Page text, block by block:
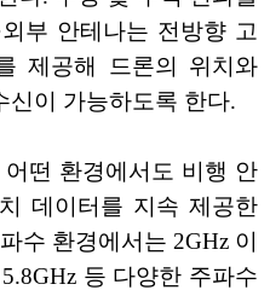
부 안테나는 전방향 고
제공해 드론의 위치와
신이 가능하도록 한다.
어떤 환경에서도 비행 안
데이터를 지속 제공한
수 환경에서는 2GHz 이
등 다양한 주파수